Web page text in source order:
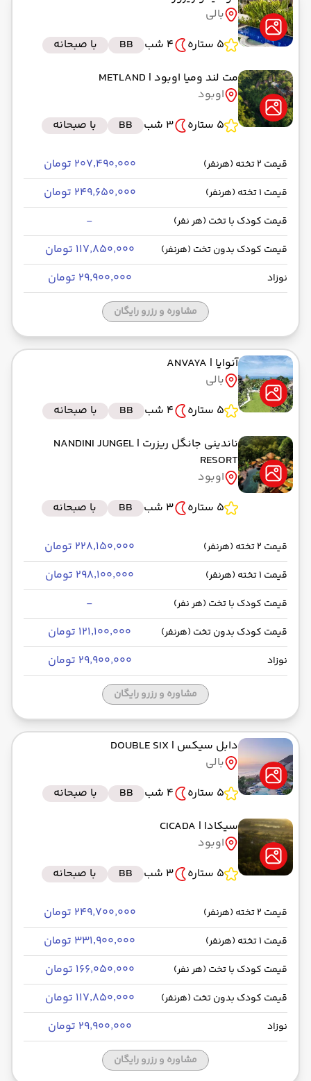
بالی
5 ستاره
4 شب BB
با صبحانه
مت لند ومیا اوبود | METLAND
اوبود
5 ستاره
3 شب BB با صبحانه
قیمت 2 تخته (هرنفر) ۲۰۷٬۴۹۰٬۰۰۰ تومان
قیمت 1 تخته (هرنفر) ۲۴۹٬۶۵۰٬۰۰۰ تومان
قیمت کودک با تخت (هر نفر) -
قیمت کودک بدون تخت (هرنفر) ۱۱۷٬۸۵۰٬۰۰۰ تومان
نوزاد ۲۹٬۹۰۰٬۰۰۰ تومان
مشاوره و رزرو رایگان
آنوایا | ANVAYA
بالی
5 ستاره
4 شب BB
با صبحانه
ناندینی جانگل ریزرت | NANDINI JUNGEL
RESORT
اوبود
5 ستاره
3 شب BB با صبحانه
قیمت 2 تخته (هرنفر) ۲۲۸٬۱۵۰٬۰۰۰ تومان
قیمت 1 تخته (هرنفر) ۲۹۸٬۱۰۰٬۰۰۰ تومان
قیمت کودک با تخت (هر نفر) -
قیمت کودک بدون تخت (هرنفر) ۱۲۱٬۱۰۰٬۰۰۰ تومان
نوزاد ۲۹٬۹۰۰٬۰۰۰ تومان
مشاوره و رزرو رایگان
دابل سیکس | DOUBLE SIX
بالی
5 ستاره
4 شب BB
با صبحانه
سیکادا | CICADA
اوبود
5 ستاره
3 شب BB با صبحانه
قیمت 2 تخته (هرنفر) ۲۴۹٬۷۰۰٬۰۰۰ تومان
قیمت 1 تخته (هرنفر) ۳۳۱٬۹۰۰٬۰۰۰ تومان
قیمت کودک با تخت (هر نفر) ۱۶۶٬۰۵۰٬۰۰۰ تومان
قیمت کودک بدون تخت (هرنفر) ۱۱۷٬۸۵۰٬۰۰۰ تومان
نوزاد ۲۹٬۹۰۰٬۰۰۰ تومان
مشاوره و رزرو رایگان